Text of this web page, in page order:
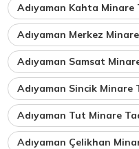
Adıyaman Kahta Minare
Adıyaman Merkez
Adıyaman Samsat
Adıyaman Sincik Minare
Adıyaman Tut Minare
Adıyaman Çelikhan